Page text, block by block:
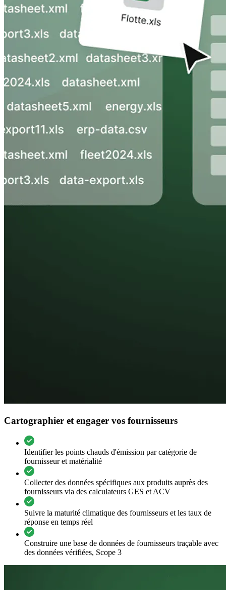
Cartographier et engager vos fournisseurs
Identifier les points chauds d'émission par catégorie de
fournisseur et matérialité
Collecter des données spécifiques aux produits auprès des
fournisseurs via des calculateurs GES et ACV
Suivre la maturité climatique des fournisseurs et les taux de
réponse en temps réel
Construire une base de données de fournisseurs traçable avec
des données vérifiées, Scope 3